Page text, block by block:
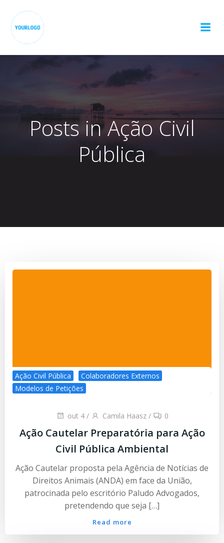
Posts in Ação Civil
Pública
Ação Civil Pública
Colaboradores Externos
Modelos de Petições
out 4 / Camila Haasz / 0
Ação Cautelar Preparatória para Ação
Civil Pública Ambiental
Ação Cautelar proposta pela Agência de Notícias de
Direitos Animais (ANDA) em face da União,
patrocinada pelo escritório Paludo Advogados,
pretendendo que seja […]
Read more